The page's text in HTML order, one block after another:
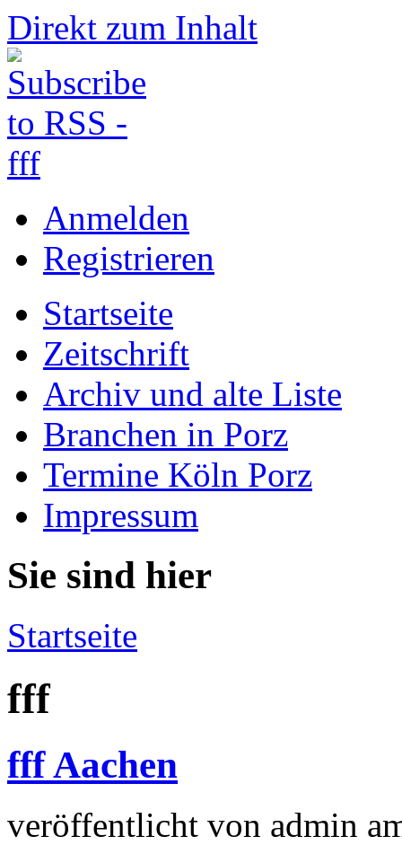
Direkt zum Inhalt
Anmelden
Registrieren
Startseite
Zeitschrift
Archiv und alte Liste
Branchen in Porz
Termine Köln Porz
Impressum
Sie sind hier
Startseite
fff
fff Aachen
veröffentlicht von admin